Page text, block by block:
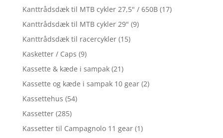
Kanttrådsdæk til MTB cykler 27,5" / 650B (17)
Kanttrådsdæk til MTB cykler 29" (9)
Kanttrådsdæk til racercykler (15)
Kasketter / Caps (9)
Kassette & kæde i sampak (21)
Kassette og kæde i sampak 10 gear (2)
Kassettehus (54)
Kassetter (285)
Kassetter til Campagnolo 11 gear (1)